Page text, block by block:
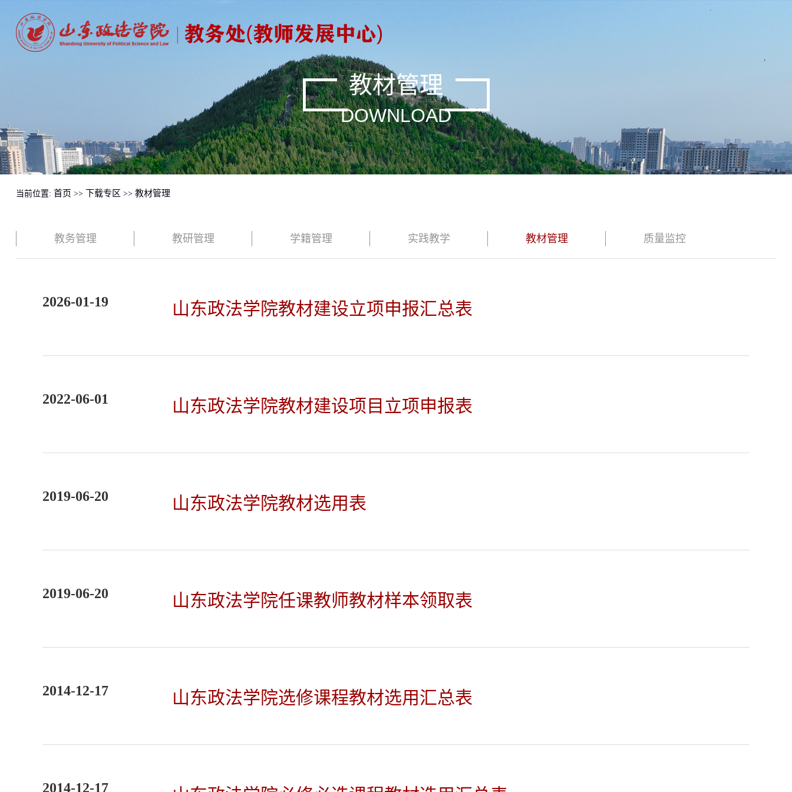
教材管理
DOWNLOAD
当前位置: 首页 >> 下载专区 >> 教材管理
教务管理 教研管理 学籍管理 实践教学 教材管理 质量监控
2026-01-19 山东政法学院教材建设立项申报汇总表
2022-06-01 山东政法学院教材建设项目立项申报表
2019-06-20 山东政法学院教材选用表
2019-06-20 山东政法学院任课教师教材样本领取表
2014-12-17 山东政法学院选修课程教材选用汇总表
2014-12-17